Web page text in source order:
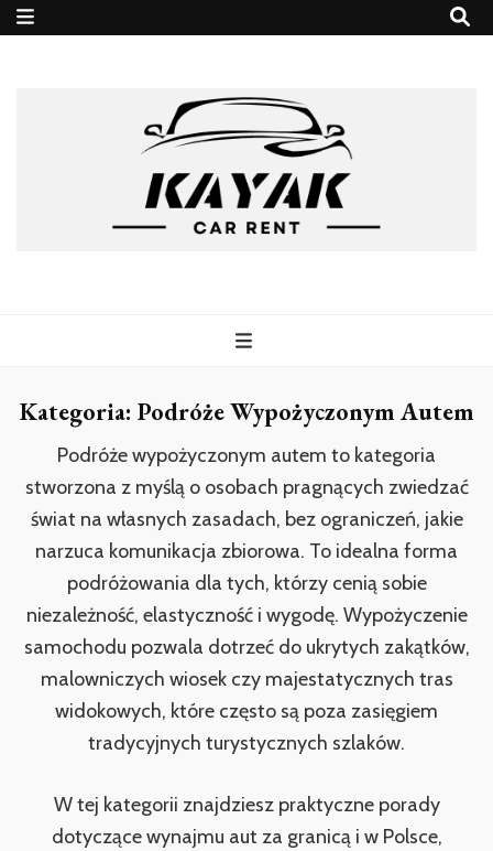
Kategoria: Podróże Wypożyczonym Autem
Podróże wypożyczonym autem to kategoria
stworzona z myślą o osobach pragnących zwiedzać
świat na własnych zasadach, bez ograniczeń, jakie
narzuca komunikacja zbiorowa. To idealna forma
podróżowania dla tych, którzy cenią sobie
niezależność, elastyczność i wygodę. Wypożyczenie
samochodu pozwala dotrzeć do ukrytych zakątków,
malowniczych wiosek czy majestatycznych tras
widokowych, które często są poza zasięgiem
tradycyjnych turystycznych szlaków.
W tej kategorii znajdziesz praktyczne porady
dotyczące wynajmu aut za granicą i w Polsce,